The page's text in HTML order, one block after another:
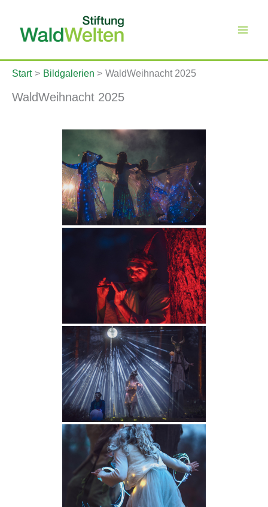
springen
Start Bildgalerien WaldWeihnacht 2025
WaldWeihnacht 2025